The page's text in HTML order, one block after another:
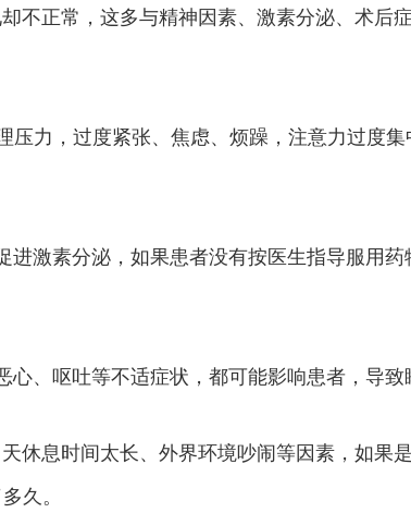
不正常，这多与精神因素、激素分泌、术后
压力，过度紧张、焦虑、烦躁，注意力过度
激素分泌，如果患者没有按医生指导服用
、呕吐等不适症状，都可能影响患者，导致
休息时间太长、外界环境吵闹等因素，如果
久。